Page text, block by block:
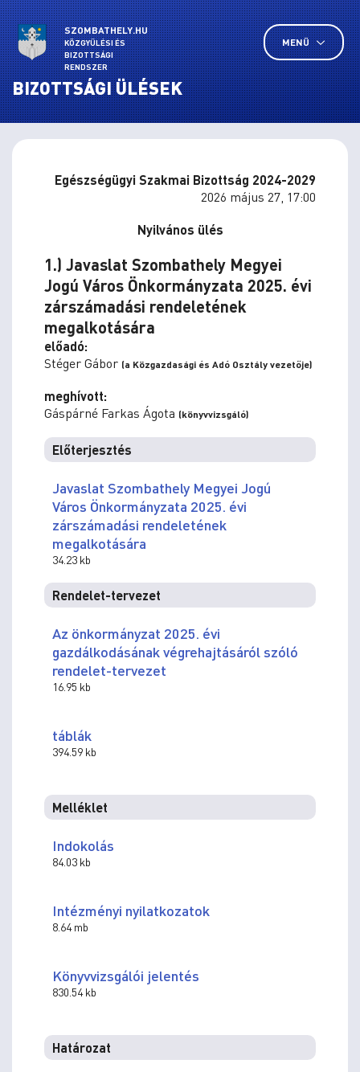
SZOMBATHELY.HU
KÖZGYŰLÉSI ÉS
BIZOTTSÁGI
RENDSZER
MENÜ
BIZOTTSÁGI ÜLÉSEK
Egészségügyi Szakmai Bizottság 2024-2029
2026 május 27, 17:00
Nyilvános ülés
1.) Javaslat Szombathely Megyei
Jogú Város Önkormányzata 2025. évi
zárszámadási rendeletének
megalkotására
előadó:
Stéger Gábor (a Közgazdasági és Adó Osztály vezetője)
meghívott:
Gáspárné Farkas Ágota (könyvvizsgáló)
Előterjesztés
Javaslat Szombathely Megyei Jogú
Város Önkormányzata 2025. évi
zárszámadási rendeletének
megalkotására
34.23 kb
Rendelet-tervezet
Az önkormányzat 2025. évi
gazdálkodásának végrehajtásáról szóló
rendelet-tervezet
16.95 kb
táblák
394.59 kb
Melléklet
Indokolás
84.03 kb
Intézményi nyilatkozatok
8.64 mb
Könyvvizsgálói jelentés
830.54 kb
Határozat